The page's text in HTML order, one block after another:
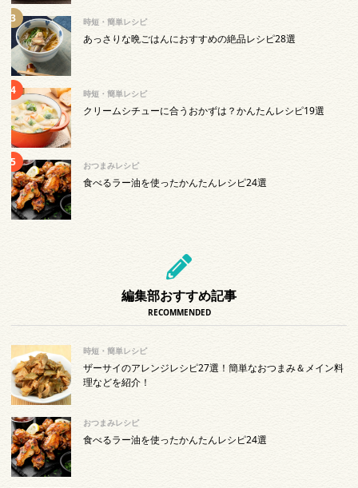
時短・簡単レシピ
あっさりな晩ごはんにおすすめの絶品レシピ28選
時短・簡単レシピ
クリームシチューに合うおかずは？かんたんレシピ19選
おつまみレシピ
食べるラー油を使ったかんたんレシピ24選
編集部おすすめ記事
RECOMMENDED
時短・簡単レシピ
ザーサイのアレンジレシピ27選！簡単なおつまみ＆メイン料
理などを紹介！
おつまみレシピ
食べるラー油を使ったかんたんレシピ24選